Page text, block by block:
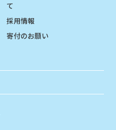
て
採用情報
寄付のお願い